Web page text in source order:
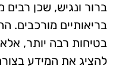
ברור ונגיש, שכן
בריאותיים מורכבים.
בטיחות רבה יותר,
להציג את המידע